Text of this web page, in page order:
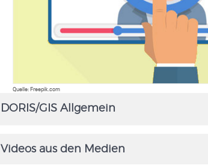
Quelle: Freepik.com
DORIS/GIS Allgemein
Videos aus den Medien